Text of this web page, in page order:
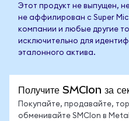
Этот продукт не выпущен,
не аффилирован с Super
компании и любые другие
исключительно для
эталонного актива.
Получите SMCIon за
Покупайте, продавайте,
обменивайте SMCIon в